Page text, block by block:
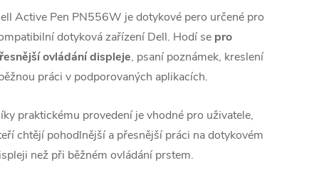
Active Pen PN556W je dotykové pero určené pro
dotyková zařízení Dell. Hodí se pro
ovládání displeje, psaní poznámek, kreslení
práci v podporovaných aplikacích.
praktickému provedení je vhodné pro uživatele,
chtějí pohodlnější a přesnější práci na dotykovém
než při běžném ovládání prstem.